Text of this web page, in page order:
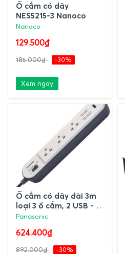
Ổ cắm có dây
NES5215-3 Nanoco
Nanoco
129.500₫
185.000₫ -30%
Xem ngay
Ổ cắm có dây dài 3m
loại 3 ổ cắm, 2 USB -
2.1A WCHG243322W-
Panasonic
624.400₫
892.000₫ -30%